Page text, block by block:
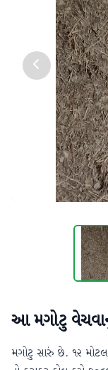
આ મગોટુ
મગોટુ સારું છે. ૧૨